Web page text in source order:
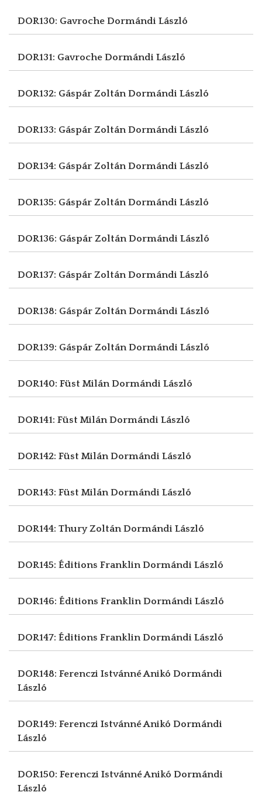
DOR130: Gavroche Dormándi László
DOR131: Gavroche Dormándi László
DOR132: Gáspár ZoltánDormándi László
DOR133: Gáspár ZoltánDormándi László
DOR134: Gáspár ZoltánDormándi László
DOR135: Gáspár ZoltánDormándi László
DOR136: Gáspár ZoltánDormándi László
DOR137: Gáspár ZoltánDormándi László
DOR138: Gáspár ZoltánDormándi László
DOR139: Gáspár ZoltánDormándi László
DOR140: Füst MilánDormándi László
DOR141: Füst MilánDormándi László
DOR142: Füst MilánDormándi László
DOR143: Füst MilánDormándi László
DOR144: Thury ZoltánDormándi László
DOR145: Éditions FranklinDormándi László
DOR146: Éditions FranklinDormándi László
DOR147: Éditions FranklinDormándi László
DOR148: Ferenczi Istvánné Anikó Dormándi
László
DOR149: Ferenczi Istvánné Anikó Dormándi
László
DOR150: Ferenczi Istvánné Anikó Dormándi
László